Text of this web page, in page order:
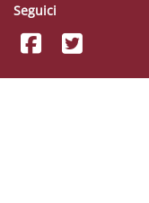
Seguici